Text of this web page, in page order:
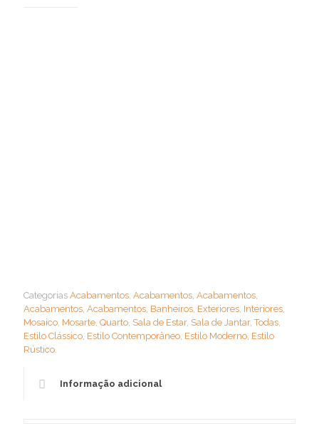
Categorias Acabamentos, Acabamentos, Acabamentos,
Acabamentos, Acabamentos, Banheiros, Exteriores, Interiores,
Mosaico, Mosarte, Quarto, Sala de Estar, Sala de Jantar,Todas,
Estilo Clássico, Estilo Contemporâneo, Estilo Moderno, Estilo
Rústico.
Informação adicional